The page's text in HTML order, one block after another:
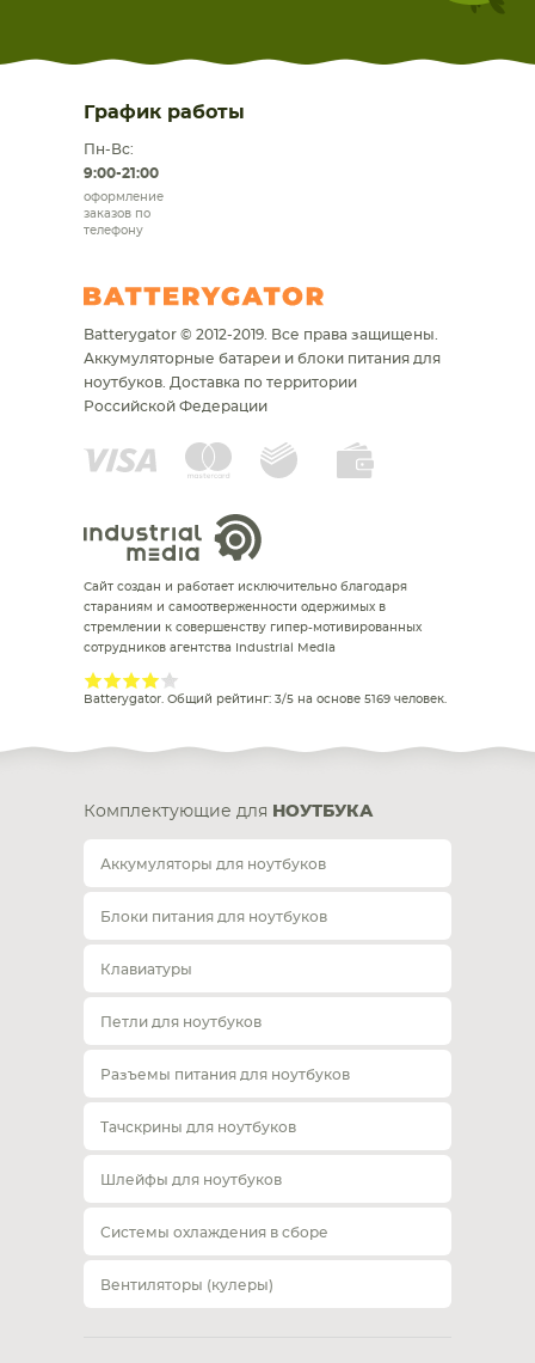
График работы
Пн-Вс:
9:00-21:00
оформление
заказов по
телефону
Batterygator © 2012-2019. Все права защищены.
Аккумуляторные батареи и блоки питания для
ноутбуков. Доставка по территории
Российской Федерации
Сайт создан и работает исключительно благодаря
стараниям и самоотверженности одержимых в
стремлении к совершенству гипер-мотивированных
сотрудников агентства Industrial Media
Batterygator. Общий рейтинг: 3/5 на основе 5169 человек.
Комплектующие для НОУТБУКА
Аккумуляторы для ноутбуков
Блоки питания для ноутбуков
Клавиатуры
Петли для ноутбуков
Разъемы питания для ноутбуков
Тачскрины для ноутбуков
Шлейфы для ноутбуков
Системы охлаждения в сборе
Вентиляторы (кулеры)